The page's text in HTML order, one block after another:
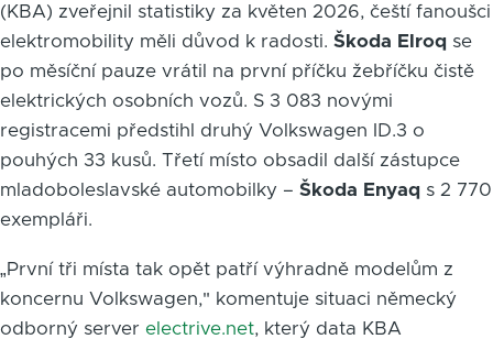
(KBA) zveřejnil statistiky za květen 2026, čeští fanoušci
elektromobility měli důvod k radosti. Škoda Elroq se
po měsíční pauze vrátil na první příčku žebříčku čistě
elektrických osobních vozů. S 3 083 novými
registracemi předstihl druhý Volkswagen ID.3 o
pouhých 33 kusů. Třetí místo obsadil další zástupce
mladoboleslavské automobilky – Škoda Enyaq s 2 770
exempláři.
„První tři místa tak opět patří výhradně modelům z
koncernu Volkswagen," komentuje situaci německý
odborný server electrive.net, který data KBA